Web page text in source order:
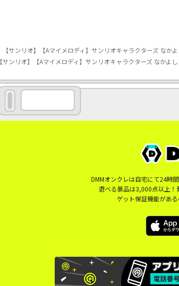
【サンリオ】【Aマイメロディ】サンリオキャラクターズ なか
【サンリオ】【Aマイメロディ】サンリオキャラクターズ なかよ
DMMオンクレは自宅にて24時
遊べる景品は3,000点以上！
ゲット保証機能があ